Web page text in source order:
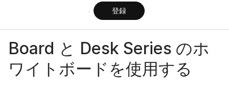
登録
Board と Desk Series のホ
ワイトボードを使用する